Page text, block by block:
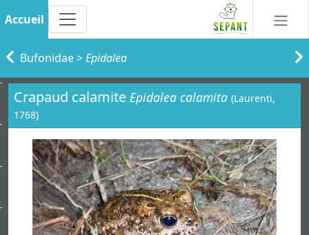
Accueil
Bufonidae>Epidalea
Crapaud calamite Epidalea calamita (Laurenti,
1768)